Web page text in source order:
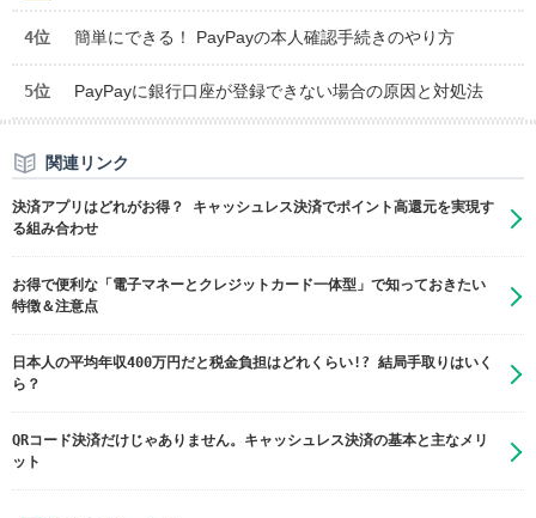
4位 簡単にできる！ PayPayの本人確認手続きのやり方
5位 PayPayに銀行口座が登録できない場合の原因と対処法
関連リンク
決済アプリはどれがお得？ キャッシュレス決済でポイント高還元を実現す
る組み合わせ
お得で便利な「電子マネーとクレジットカード一体型」で知っておきたい
特徴＆注意点
日本人の平均年収400万円だと税金負担はどれくらい!? 結局手取りはいく
ら？
QRコード決済だけじゃありません。キャッシュレス決済の基本と主なメリ
ット